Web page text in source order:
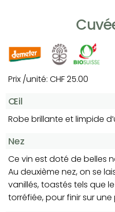
Prix /unité: CHF 25.00
Œil
Robe brillante et limpide
Nez
Ce vin est doté de belles
Au deuxième nez, on se
vanillés, toastés tels que
torréfiée, pour finir sur